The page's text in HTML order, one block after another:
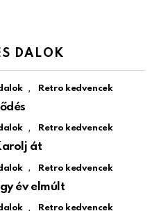
DALOK
, Retro kedvencek
, Retro kedvencek
át
, Retro kedvencek
év elmúlt
, Retro kedvencek